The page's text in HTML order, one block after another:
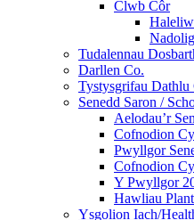
Clwb Côr
Tudalennau
Darllen Co.
Tystysgrifau Dathlu
Senedd Saron /
Aelodau’r
Cofnodion
Pwyllgor
Cofnodion
Y Pwyllgor
Hawliau
Ysgolion Iach/